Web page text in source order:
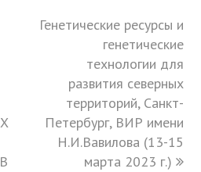
next
Генетические ресурсы и
генетические
технологии для
развития северных
территорий, Санкт-
Петербург, ВИР имени
Н.И.Вавилова (13-15
марта 2023 г.)